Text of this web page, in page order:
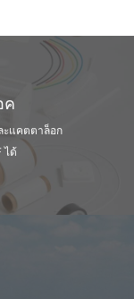
ค
ะแคตตาล็อก
ได้